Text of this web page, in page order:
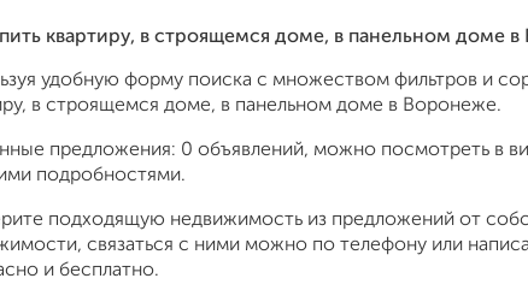
квартиру, в строящемся доме, в панельном
удобную форму поиска с множеством фильтров и
в строящемся доме, в панельном доме в Воронеже.
предложения: 0 объявлений, можно посмотреть в
подробностями.
подходящую недвижимость из предложений от
связаться с ними можно по телефону или
и бесплатно.